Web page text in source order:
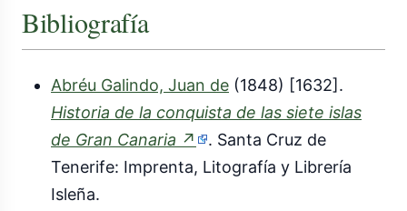
Bibliografía
Abréu Galindo, Juan de (1848) [1632].
Historia de la conquista de las siete islas
de Gran Canaria ↗ (enlace
externo)
. Santa Cruz de
Tenerife: Imprenta, Litografía y Librería
Isleña.